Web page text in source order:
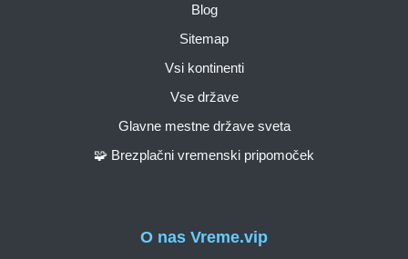
O nas Vreme.vip
Blog
Sitemap
Vsi kontinenti
Vse države
Glavne mestne države sveta
🧩 Brezplačni vremenski pripomoček